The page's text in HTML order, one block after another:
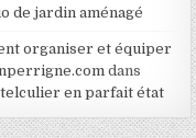
de jardin aménagé
organiser et équiper
dans
en parfait état